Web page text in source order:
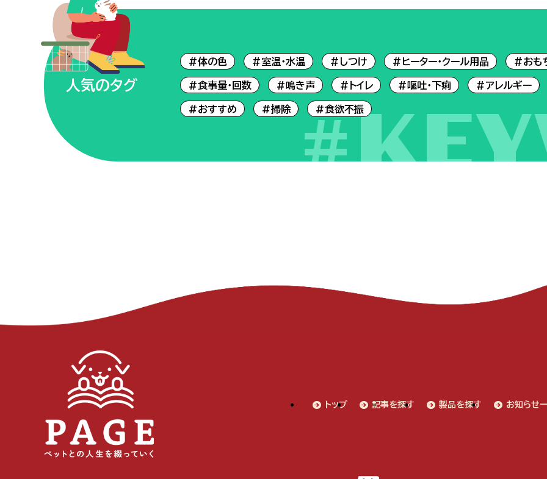
人気のタグ
#体の色 #室温・水温 #しつけ #ヒーター・クール用品 #おも
#食事量・回数 #鳴き声 #トイレ #嘔吐・下痢 #アレルギー
#おすすめ #掃除 #食欲不振
トップ 記事を探す 製品を探す お知らせ